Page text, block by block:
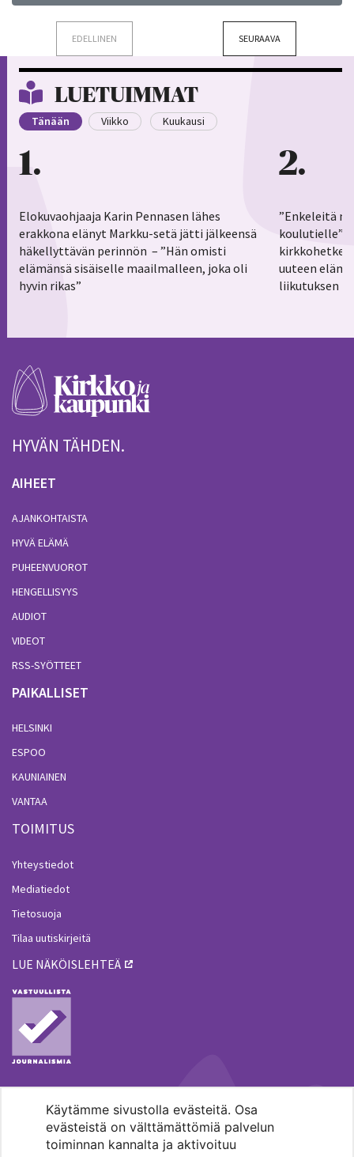
Käytämme sivustolla evästeitä. Osa
evästeistä on välttämättömiä palvelun
toiminnan kannalta ja aktivoituu
EDELLINEN SEURAAVA
LUETUIMMAT
Tänään Viikko Kuukausi
1
Elokuvaohjaaja Karin Pennasen lähes
erakkona elänyt Markku-setä jätti jälkeensä
häkellyttävän perinnön – ”Hän omisti
elämänsä sisäiselle maailmalleen, joka oli
hyvin rikas”
2
”Enkeleitä
koulutielle”–
uuteen
liikutuksen
HYVÄN TÄHDEN.
AIHEET
AJANKOHTAISTA
HYVÄ ELÄMÄ
PUHEENVUOROT
HENGELLISYYS
AUDIOT
VIDEOT
RSS-SYÖTTEET
PAIKALLISET
HELSINKI
ESPOO
KAUNIAINEN
VANTAA
TOIMITUS
Yhteystiedot
Mediatiedot
Tietosuoja
Tilaa uutiskirjeitä
LUE NÄKÖISLEHTEÄ
MENOHAKU